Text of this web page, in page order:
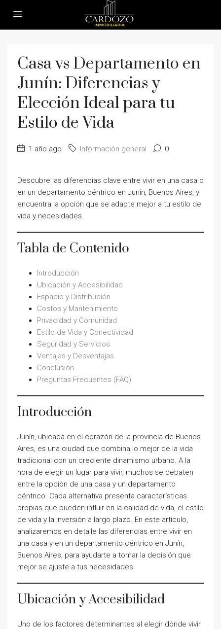
Casa vs Departamento en
Junín: Diferencias y
Elección Ideal para tu
Estilo de Vida
1 año ago Información general 0
Descubre las diferencias clave entre vivir en una casa o
en un departamento céntrico en Junín, Buenos Aires, y
encuentra la opción que se adapte mejor a tu estilo de
vida y necesidades.
Tabla de Contenido
Introducción
Ubicación y Accesibilidad
Espacio y Distribución
Costos y Mantenimiento
Privacidad y Comunidad
Estilo de Vida y Conectividad
Seguridad y Servicios
Ventajas y Desventajas
Conclusión
Preguntas Frecuentes (FAQ)
Introducción
Junín, ubicada en el corazón de la provincia de Buenos
Aires, es una ciudad que combina lo mejor de la vida
tradicional con un creciente dinamismo urbano. A la
hora de elegir un lugar para vivir, muchos se debaten
entre la opción de una casa y un departamento
céntrico. Cada alternativa presenta características
propias que pueden influir en la calidad de vida, el estilo
de vida y la inversión a largo plazo. En este artículo,
analizaremos en detalle las diferencias entre vivir en
una casa y en un departamento céntrico en Junín,
Buenos Aires, para ayudarte a tomar la decisión que
mejor se ajuste a tus necesidades.
Ubicación y Accesibilidad
Uno de los factores determinantes al elegir dónde vivir